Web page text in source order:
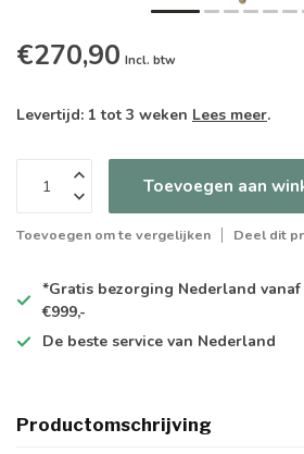
€270,90 Incl. btw
Levertijd: 1 tot 3 weken Lees meer.
Toevoegen aan
Toevoegen om te vergelijken Deel dit
*Gratis bezorging Nederland vanaf
€999,-
De beste service van Nederland
Productomschrijving